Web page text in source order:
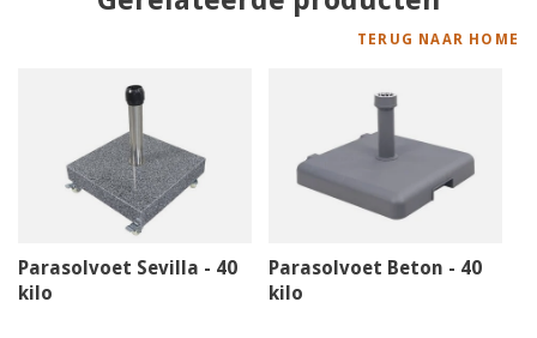
TERUG NAAR HOME
Parasolvoet Sevilla - 40
kilo
Parasolvoet Beton - 40
kilo